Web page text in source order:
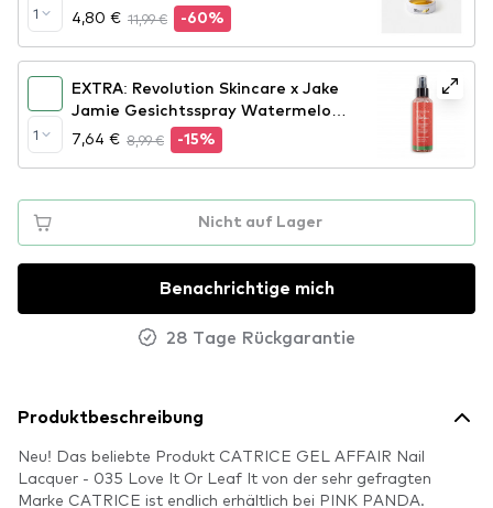
1
4,80 € 11,99 € -60%
1
EXTRA: Revolution Skincare x Jake
Jamie Gesichtsspray Watermelon
Brightening Essence Spray
7,64 € 8,99 € -15%
Nicht auf Lager
Benachrichtige mich
28 Tage Rückgarantie
Produktbeschreibung
Neu! Das beliebte Produkt CATRICE GEL AFFAIR Nail
Lacquer - 035 Love It Or Leaf It von der sehr gefragten
Marke CATRICE ist endlich erhältlich bei PINK PANDA.